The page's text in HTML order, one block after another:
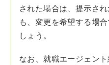
された場合は、提示さ
も、変更を希望する場
しょう。
なお、就職エージェン